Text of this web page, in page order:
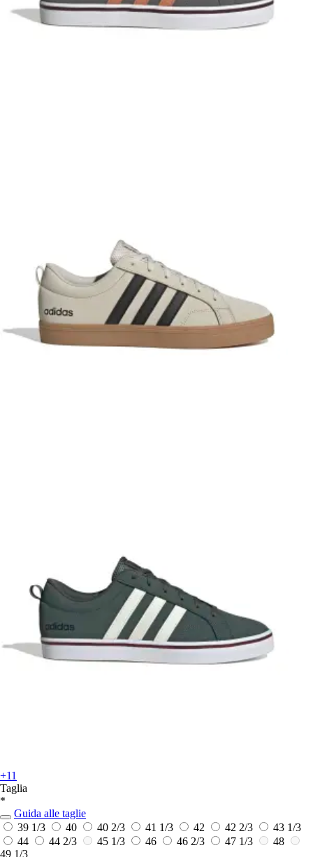
+11
Taglia
*
Guida alle taglie
39 1/3
40 40 2/3 41 1/3 42 42 2/3
43 1/3
44
44 2/3 45 1/3 46 46 2/3 47 1/3
48
49 1/3